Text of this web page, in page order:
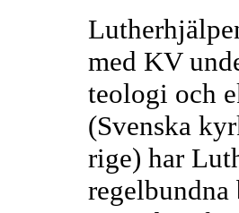
med KV
teologi och
(Svenska
rige) har